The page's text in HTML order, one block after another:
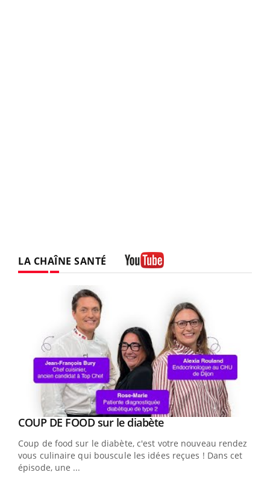
LA CHAÎNE SANTÉ
Youtube
COUP DE FOOD sur le diabèteYoutube
Coup de food sur le diabète, c'est votre nouveau rendez-
vous culinaire qui bouscule les idées reçues ! Dans cet
épisode, une ...